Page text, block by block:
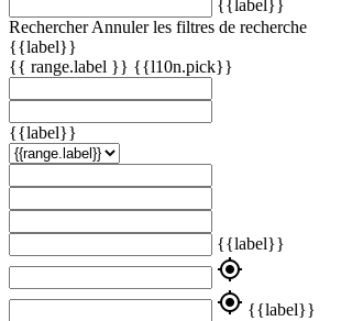
{{label}}
Rechercher Annuler les filtres de recherche
{{label}}
{{ range.label }} {{l10n.pick}}
{{label}}
{{label}}
my_location
my_location {{label}}